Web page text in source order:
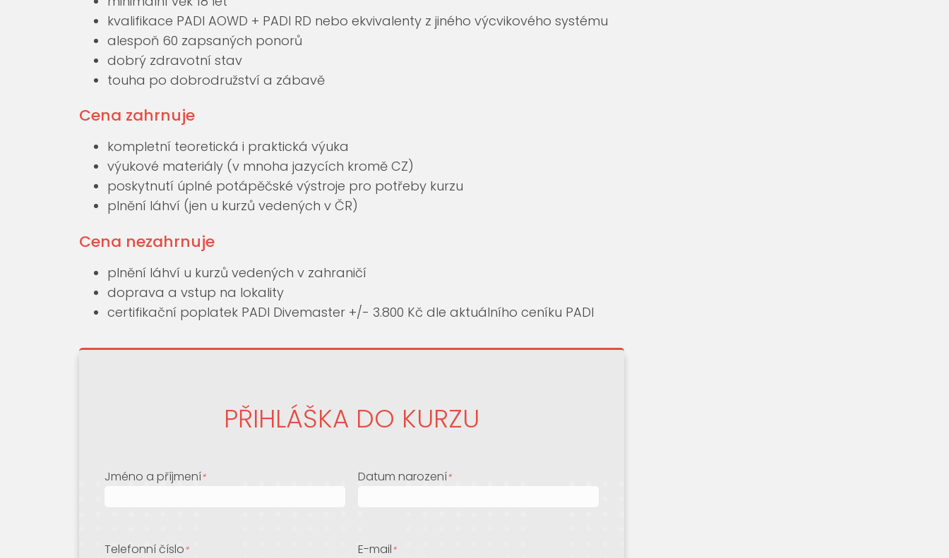
kvalifikace PADI AOWD + PADI RD nebo ekvivalenty z jiného výcvikového systému
alespoň 60 zapsaných ponorů
dobrý zdravotní stav
touha po dobrodružství a zábavě
Cena zahrnuje
kompletní teoretická i praktická výuka
výukové materiály (v mnoha jazycích kromě CZ)
poskytnutí úplné potápěčské výstroje pro potřeby kurzu
plnění láhví (jen u kurzů vedených v ČR)
Cena nezahrnuje
plnění láhví u kurzů vedených v zahraničí
doprava a vstup na lokality
certifikační poplatek PADI Divemaster +/- 3.800 Kč dle aktuálního ceníku PADI
PŘIHLÁŠKA DO KURZU
Jméno a příjmení* Datum narození*
Telefonní číslo* E-mail*